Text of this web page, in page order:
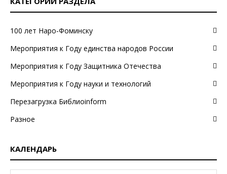
100 лет Наро-Фоминску
Мероприятия к Году единства народов России
Мероприятия к Году Защитника Отечества
Мероприятия к Году науки и технологий
Перезагрузка Библиоinform
Разное
КАЛЕНДАРЬ